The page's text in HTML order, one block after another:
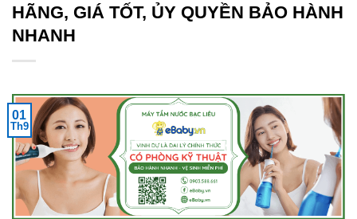
HÃNG, GIÁ TỐT, ỦY QUYỀN BẢO HÀNH
NHANH
01
Th9